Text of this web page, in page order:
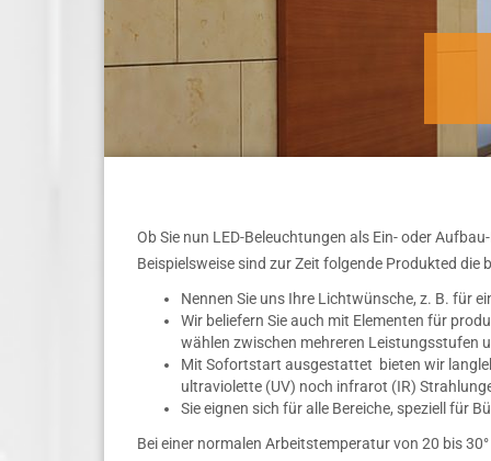
Ob Sie nun LED-Beleuchtungen als Ein- oder
Beispielsweise sind zur Zeit folgende Produkted die
Nennen Sie uns Ihre Lichtwünsche, z. B. für
Wir beliefern Sie auch mit Elementen für
wählen zwischen mehreren Leistungsstufen
Mit Sofortstart ausgestattet bieten wir
ultraviolette (UV) noch infrarot (IR)
Sie eignen sich für alle Bereiche, speziell für
Bei einer normalen Arbeitstemperatur von 20 bis